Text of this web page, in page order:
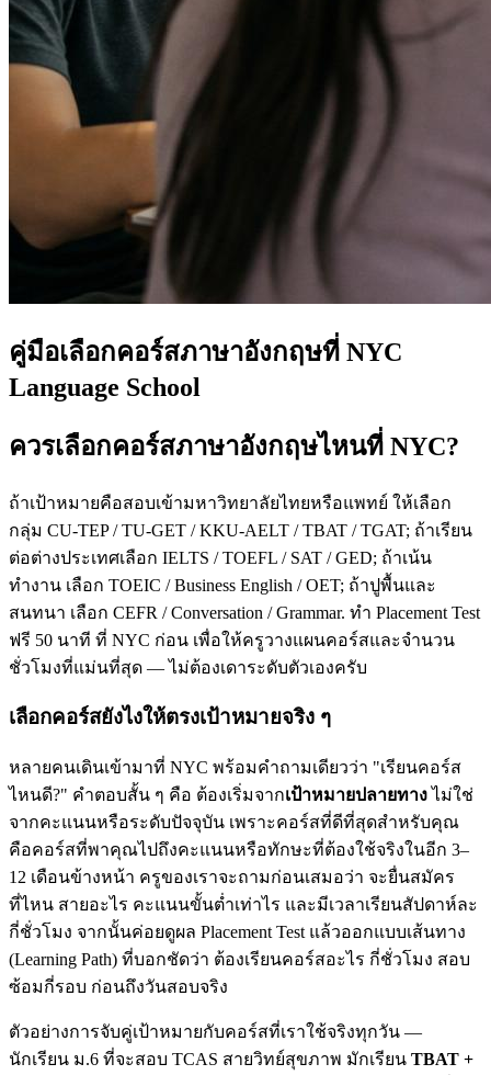
คู่มือเลือกคอร์สภาษาอังกฤษที่ NYC
Language School
ควรเลือกคอร์สภาษาอังกฤษไหนที่ NYC?
ถ้าเป้าหมายคือสอบเข้ามหาวิทยาลัยไทยหรือแพทย์ ให้เลือก
กลุ่ม CU-TEP / TU-GET / KKU-AELT / TBAT / TGAT; ถ้าเรียน
ต่อต่างประเทศเลือก IELTS / TOEFL / SAT / GED; ถ้าเน้น
ทำงาน เลือก TOEIC / Business English / OET; ถ้าปูพื้นและ
สนทนา เลือก CEFR / Conversation / Grammar. ทำ Placement Test
ฟรี 50 นาที ที่ NYC ก่อน เพื่อให้ครูวางแผนคอร์สและจำนวน
ชั่วโมงที่แม่นที่สุด — ไม่ต้องเดาระดับตัวเองครับ
เลือกคอร์สยังไงให้ตรงเป้าหมายจริง ๆ
หลายคนเดินเข้ามาที่ NYC พร้อมคำถามเดียวว่า "เรียนคอร์ส
ไหนดี?" คำตอบสั้น ๆ คือ ต้องเริ่มจากเป้าหมายปลายทางไม่ใช่
จากคะแนนหรือระดับปัจจุบัน เพราะคอร์สที่ดีที่สุดสำหรับคุณ
คือคอร์สที่พาคุณไปถึงคะแนนหรือทักษะที่ต้องใช้จริงในอีก 3–
12 เดือนข้างหน้า ครูของเราจะถามก่อนเสมอว่า จะยื่นสมัคร
ที่ไหน สายอะไร คะแนนขั้นต่ำเท่าไร และมีเวลาเรียนสัปดาห์ละ
กี่ชั่วโมง จากนั้นค่อยดูผล Placement Test แล้วออกแบบเส้นทาง
(Learning Path) ที่บอกชัดว่า ต้องเรียนคอร์สอะไร กี่ชั่วโมง สอบ
ซ้อมกี่รอบ ก่อนถึงวันสอบจริง
ตัวอย่างการจับคู่เป้าหมายกับคอร์สที่เราใช้จริงทุกวัน —
นักเรียน ม.6 ที่จะสอบ TCAS สายวิทย์สุขภาพ มักเรียน TBAT +